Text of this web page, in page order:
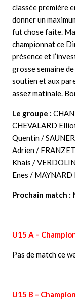
classée première
donner un
fut chose faite.
championnat ce
présence et
grosse semaine
soutien et aux
assezmatinale.
Le groupe :
CHEVALARD
Quentin /
Adrien /
Khais /
Enes / MAYNARD
Prochain match :
U15 A –
Pas de match ce
U15 B –